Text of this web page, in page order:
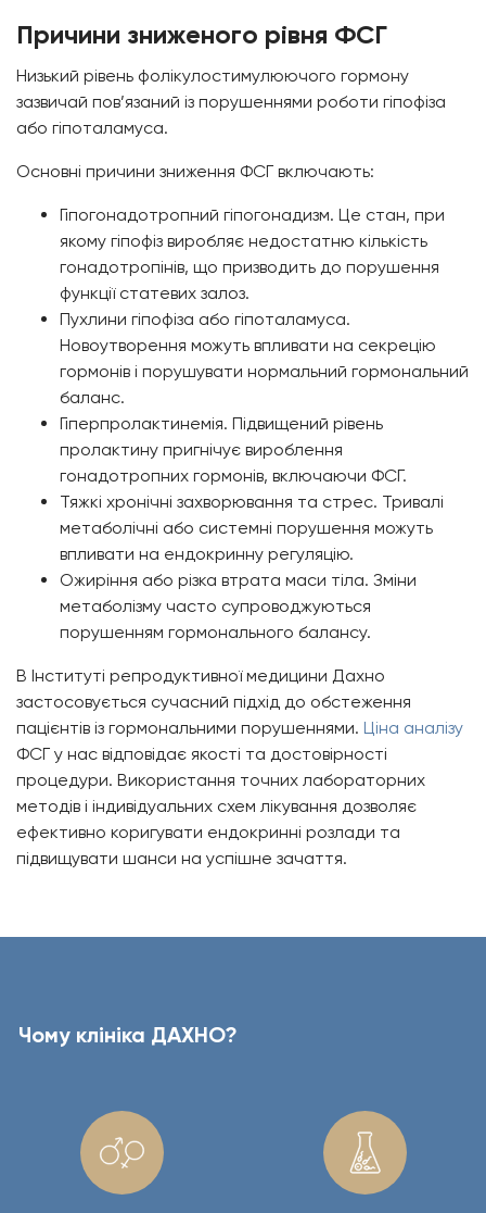
Причини зниженого рівня ФСГ
Низький рівень фолікулостимулюючого гормону
зазвичай пов’язаний із порушеннями роботи гіпофіза
або гіпоталамуса.
Основні причини зниження ФСГ включають:
Гіпогонадотропний гіпогонадизм. Це стан, при
якому гіпофіз виробляє недостатню кількість
гонадотропінів, що призводить до порушення
функції статевих залоз.
Пухлини гіпофіза або гіпоталамуса.
Новоутворення можуть впливати на секрецію
гормонів і порушувати нормальний гормональний
баланс.
Гіперпролактинемія. Підвищений рівень
пролактину пригнічує вироблення
гонадотропних гормонів, включаючи ФСГ.
Тяжкі хронічні захворювання та стрес. Тривалі
метаболічні або системні порушення можуть
впливати на ендокринну регуляцію.
Ожиріння або різка втрата маси тіла. Зміни
метаболізму часто супроводжуються
порушенням гормонального балансу.
В Інституті репродуктивної медицини Дахно
застосовується сучасний підхід до обстеження
пацієнтів із гормональними порушеннями. Ціна аналізу
ФСГ у нас відповідає якості та достовірності
процедури. Використання точних лабораторних
методів і індивідуальних схем лікування дозволяє
ефективно коригувати ендокринні розлади та
підвищувати шанси на успішне зачаття.
Чому клініка ДАХНО?